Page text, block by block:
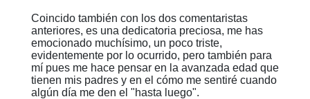
Coincido también con los dos comentaristas
anteriores, es una dedicatoria preciosa, me has
emocionado muchísimo, un poco triste,
evidentemente por lo ocurrido, pero también para
mí pues me hace pensar en la avanzada edad que
tienen mis padres y en el cómo me sentiré cuando
algún día me den el "hasta luego".